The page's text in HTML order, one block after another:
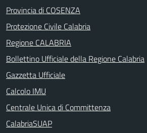
Provincia di COSENZA
Protezione Civile Calabria
Regione CALABRIA
Bollettino Ufficiale della Regione Calabria
Gazzetta Ufficiale
Calcolo IMU
Centrale Unica di Committenza
CalabriaSUAP